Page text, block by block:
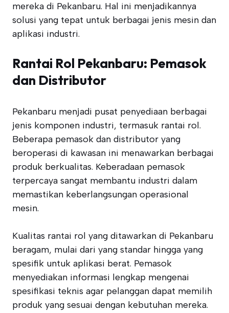
mereka di Pekanbaru. Hal ini menjadikannya
solusi yang tepat untuk berbagai jenis mesin dan
aplikasi industri.
Rantai Rol Pekanbaru: Pemasok
dan Distributor
Pekanbaru menjadi pusat penyediaan berbagai
jenis komponen industri, termasuk rantai rol.
Beberapa pemasok dan distributor yang
beroperasi di kawasan ini menawarkan berbagai
produk berkualitas. Keberadaan pemasok
terpercaya sangat membantu industri dalam
memastikan keberlangsungan operasional
mesin.
Kualitas rantai rol yang ditawarkan di Pekanbaru
beragam, mulai dari yang standar hingga yang
spesifik untuk aplikasi berat. Pemasok
menyediakan informasi lengkap mengenai
spesifikasi teknis agar pelanggan dapat memilih
produk yang sesuai dengan kebutuhan mereka.